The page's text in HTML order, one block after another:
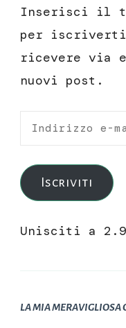
Inserisci il
per iscriverti
ricevere via
nuovi post.
Indirizzo
mail
Iscriviti
Unisciti a
LA MIA MERAVIGLIOSA